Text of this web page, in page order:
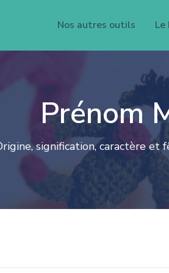
Nos autres outils Le
Prénom
signification, caractère et